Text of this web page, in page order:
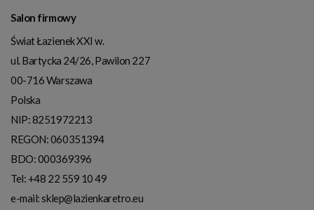
Salon firmowy
Świat Łazienek XXI w.
ul. Bartycka 24/26, Pawilon 227
00-716Warszawa
Polska
NIP:8251972213
REGON: 060351394
BDO: 000369396
Tel: +48 22 559 10 49
e-mail:sklep@lazienkaretro.eu